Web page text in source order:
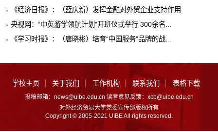
《经济日报》：（蓝庆新）发挥金融对外贸企业支持作用
央视网：“中英游学领航计划”开班仪式举行 300余名...
《学习时报》：（唐晓彬）培育“中国服务”品牌的战...
学校主页 关于我们 工作机构 联系我们 表格下载
投稿邮箱：news@uibe.edu.cn 读者意见反馈：xcb@uibe.edu.cn
对外经济贸易大学党委宣传部版权所有
Copyright © 2005-2021 UIBE All rights reserved.